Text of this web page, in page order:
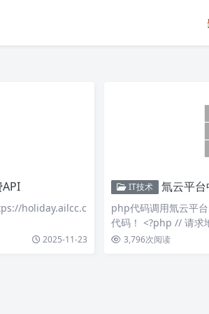
holiday.ailcc.c
2025-11-23
IT技术 氚云平台
php代码调用氚云平
代码！ <?php // 请
3,796次阅读